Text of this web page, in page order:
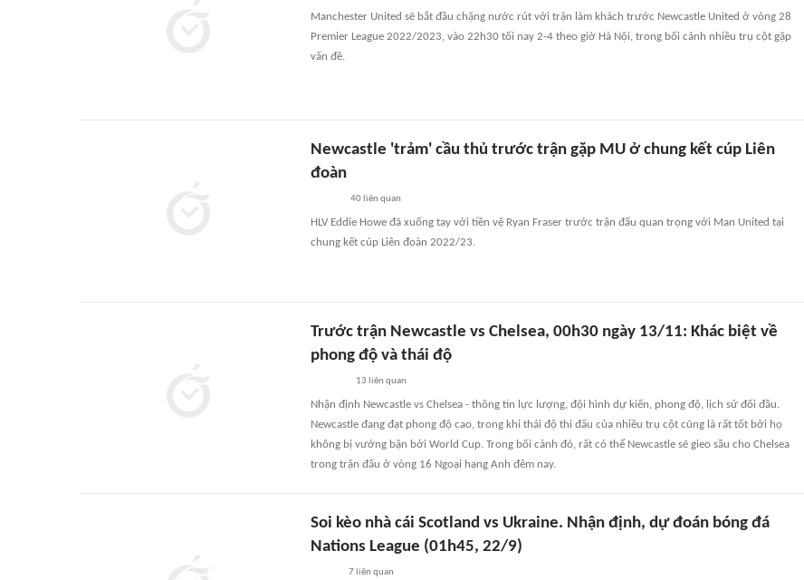
Manchester United sẽ bắt đầu chặng nước rút với trận làm khách trước Newcastle United ở vòng 28
Premier League 2022/2023, vào 22h30 tối nay 2-4 theo giờ Hà Nội, trong bối cảnh nhiều trụ cột gặp
vấn đề.
Newcastle 'trảm' cầu thủ trước trận gặp MU ở chung kết cúp Liên
đoàn
40 liên quan
HLV Eddie Howe đã xuống tay với tiền vệ Ryan Fraser trước trận đấu quan trọng với Man United tại
chung kết cúp Liên đoàn 2022/23.
Trước trận Newcastle vs Chelsea, 00h30 ngày 13/11: Khác biệt về
phong độ và thái độ
13 liên quan
Nhận định Newcastle vs Chelsea - thông tin lực lượng, đội hình dự kiến, phong độ, lịch sử đối đầu.
Newcastle đang đạt phong độ cao, trong khi thái độ thi đấu của nhiều trụ cột cũng là rất tốt bởi họ
không bị vướng bận bởi World Cup. Trong bối cảnh đó, rất có thể Newcastle sẽ gieo sầu cho Chelsea
trong trận đấu ở vòng 16 Ngoại hạng Anh đêm nay.
Soi kèo nhà cái Scotland vs Ukraine. Nhận định, dự đoán bóng đá
Nations League (01h45, 22/9)
7 liên quan